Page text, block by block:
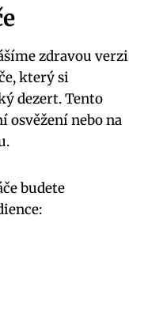
zdravou verzi
který si
dezert. Tento
osvěžení nebo na
budete